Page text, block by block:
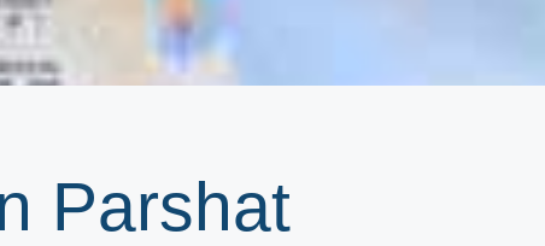
Parshat